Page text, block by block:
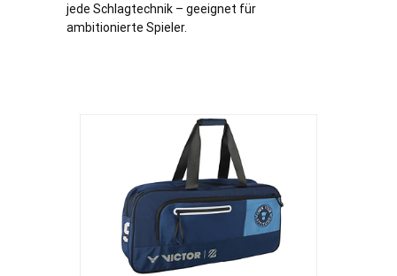
jede Schlagtechnik – geeignet für
ambitionierte Spieler.